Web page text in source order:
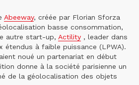
Abeeway, créée par Florian Sforza
basse consommation,
autre start-up, Actility , leader dans
étendus à faible puissance (LPWA).
noué un partenariat en début
donne à la société parisienne un
de la géolocalisation des objets